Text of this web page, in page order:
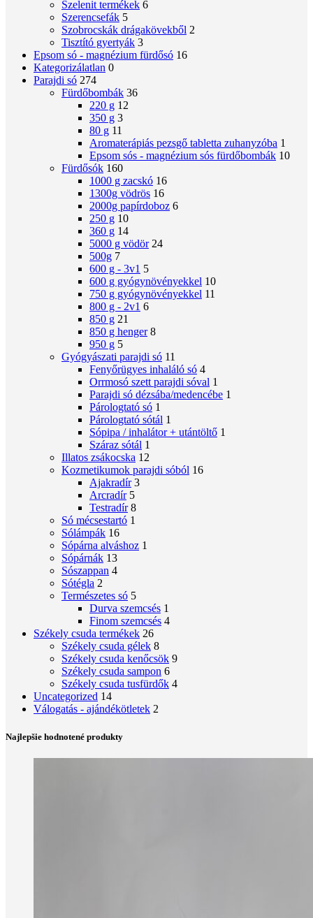
Szelenit termékek 6
Szerencsefák 5
Szobrocskák drágakövekből 2
Tisztító gyertyák 3
Epsom só - magnézium fürdősó 16
Kategorizálatlan 0
Parajdi só 274
Fürdőbombák 36
220 g 12
350 g 3
80 g 11
Aromaterápiás pezsgő tabletta zuhanyzóba 1
Epsom sós - magnézium sós fürdőbombák 10
Fürdősók 160
1000 g zacskó 16
1300g vödrös 16
2000g papírdoboz 6
250 g 10
360 g 14
5000 g vödör 24
500g 7
600 g - 3v1 5
600 g gyógynövényekkel 10
750 g gyógynövényekkel 11
800 g - 2v1 6
850 g 21
850 g henger 8
950 g 5
Gyógyászati ​​parajdi só 11
Fenyőrügyes inhaláló só 4
Orrmosó szett parajdi sóval 1
Parajdi só dézsába/medencébe 1
Párologtató só 1
Párologtató sótál 1
Sópipa / inhalátor + utántöltő 1
Száraz sótál 1
Illatos zsákocska 12
Kozmetikumok parajdi sóból 16
Ajakradír 3
Arcradír 5
Testradír 8
Só mécsestartó 1
Sólámpák 16
Sópárna alváshoz 1
Sópárnák 13
Sószappan 4
Sótégla 2
Természetes só 5
Durva szemcsés 1
Finom szemcsés 4
Székely csuda termékek 26
Székely csuda gélek 8
Székely csuda kenőcsök 9
Székely csuda sampon 6
Székely csuda tusfürdők 4
Uncategorized 14
Válogatás - ajándékötletek 2
Najlepšie hodnotené produkty